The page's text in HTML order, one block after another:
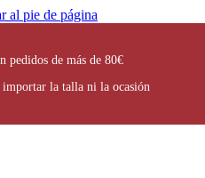
al pie de página
pedidos de más de 80€
importar la talla ni la ocasión